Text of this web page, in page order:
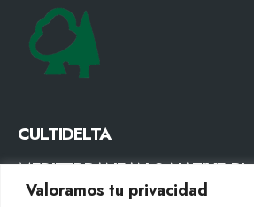
Valoramos tu privacidad
CULTIDELTA
MEDITERRANEAN & NATIVE